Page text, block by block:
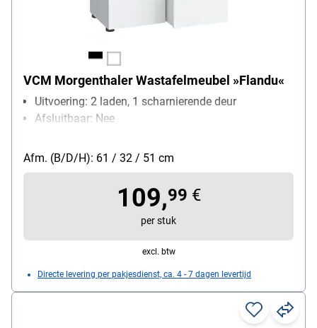
VCM Morgenthaler Wastafelmeubel »Flandu«
Uitvoering: 2 laden, 1 scharnierende deur
Afsluitbaar: Nee
Afm. (B/D/H): 61 / 32 / 51 cm
109,99 €
per stuk
excl. btw
Directe levering per pakjesdienst, ca. 4 - 7 dagen levertijd